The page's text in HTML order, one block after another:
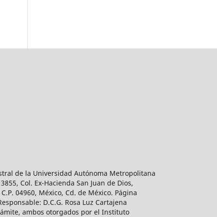
de la Universidad Autónoma Metropolitana
Col. Ex-Hacienda San Juan de Dios,
04960, México, Cd. de México. Página
D.C.G. Rosa Luz Cartajena
ambos otorgados por el Instituto